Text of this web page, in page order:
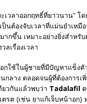
ะเวลาออกฤทธิ์ที่ยาวนาน”
นต้องจับเวลาที่แม่นยำเห
กขึ้น เหมาะอย่างยิ่งสำหรั
ลเรื่องเวลา
กใช้ในผู้ชายที่มีปัญหาแข็งตั
ลาง ตลอดจนผู้ที่ต้องการเ
วกันแล้วพบว่า Tadalafil
รต (เช่น ยาแก้เจ็บหน้าอก